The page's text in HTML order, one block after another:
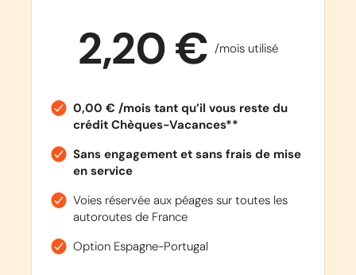
2,20 € /mois utilisé
0,00 € /mois tant qu’il vous reste du
crédit Chèques-Vacances**
Sans engagement et sans frais de mise
en service
Voies réservée aux péages sur toutes les
autoroutes de France
Option Espagne-Portugal